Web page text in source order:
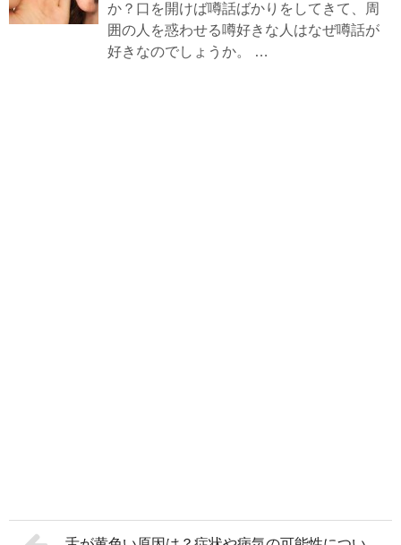
か？口を開けば噂話ばかりをしてきて、周
囲の人を惑わせる噂好きな人はなぜ噂話が
好きなのでしょうか。 …